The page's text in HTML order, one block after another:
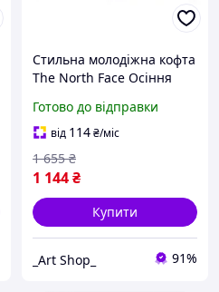
Стильна молодіжна кофта
The North Face Осіння
принтом Толстовка для
повсякденного носіння
Готово до відправки
від 114₴/міс
1 144₴
1 655 ₴
Купити
_Art Shop_ 91%